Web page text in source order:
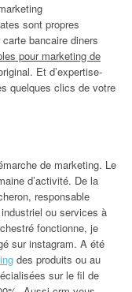
sont propres
bancaire diners
pour marketing de
Et d’expertise-
quelques clics de votre
de marketing. Le
d’activité. De la
responsable
ou services à
fonctionne, je
sur instagram. A été
des produits ou au
sur le fil de